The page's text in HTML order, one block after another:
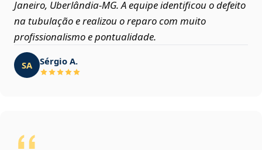
Janeiro, Uberlândia‑MG. A equipe identificou o defeito
na tubulação e realizou o reparo com muito
profissionalismo e pontualidade.
SA Sérgio A.